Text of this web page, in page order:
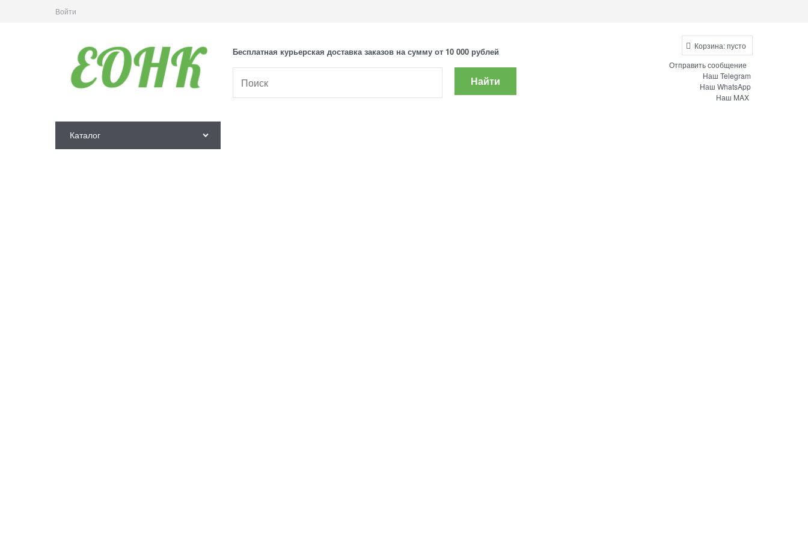
Войти
Бесплатная курьерская доставка заказов на сумму от 10 000 рублей
Найти
Корзина:пусто
Отправить сообщение
Наш Telegram
Наш WhatsApp
Наш MAX
Каталог